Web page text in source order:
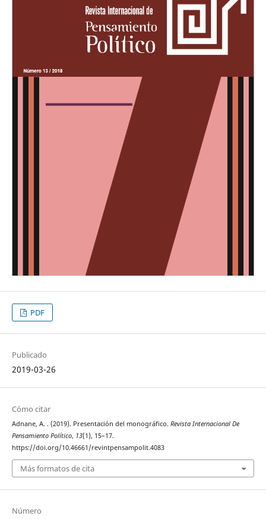
PDF
Publicado
2019-03-26
Cómo citar
Adnane, A. . (2019). Presentación del monográfico. Revista Internacional De
Pensamiento Político, 13(1), 15–17.
https://doi.org/10.46661/revintpensampolit.4083
Más formatos de cita
Número